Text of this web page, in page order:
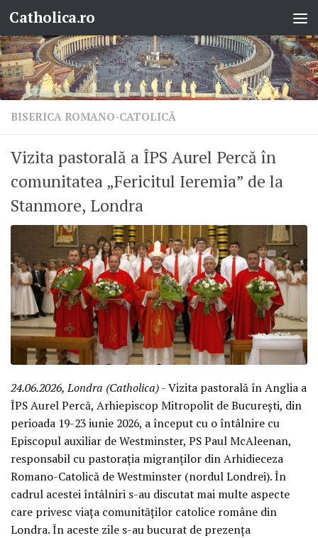
Skip to content
Catholica.ro
BISERICA ROMANO-CATOLICĂ
Vizita pastorală a ÎPS Aurel Percă în
comunitatea „Fericitul Ieremia” de la
Stanmore, Londra
24.06.2026, Londra (Catholica)- Vizita pastorală în Anglia a
ÎPS Aurel Percă, Arhiepiscop Mitropolit de București, din
perioada 19-23 iunie 2026, a început cu o întâlnire cu
Episcopul auxiliar de Westminster, PS Paul McAleenan,
responsabil cu pastorația migranților din Arhidieceza
Romano-Catolică de Westminster (nordul Londrei). În
cadrul acestei întâlniri s-au discutat mai multe aspecte
care privesc viața comunităților catolice române din
Londra. În aceste zile s-au bucurat de prezența